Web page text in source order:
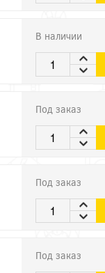
В наличии
Под заказ
Под заказ
Под заказ